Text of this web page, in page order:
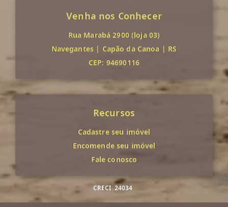
Venha nos Conhecer
Rua Marabá 2900 (loja 03)
Navegantes | Capão da Canoa | RS
CEP: 94690116
Recursos
Cadastre seu imóvel
Encomende seu imóvel
Fale conosco
CRECI 24034